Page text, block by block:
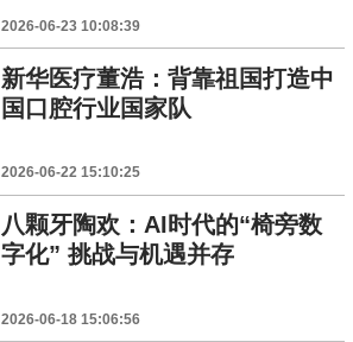
2026-06-23 10:08:39
新华医疗董浩：背靠祖国打造中
国口腔行业国家队
2026-06-22 15:10:25
八颗牙陶欢：AI时代的“椅旁数
字化” 挑战与机遇并存
2026-06-18 15:06:56